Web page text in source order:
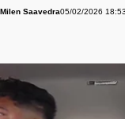
Milen Saavedra05/02/2026 18:53